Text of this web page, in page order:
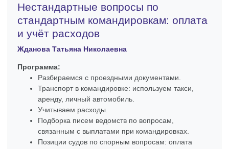
Нестандартные вопросы по
стандартным командировкам: оплата
и учёт расходов
Жданова Татьяна Николаевна
Программа:
Разбираемся с проездными документами.
Транспорт в командировке: используем такси,
аренду, личный автомобиль.
Учитываем расходы.
Подборка писем ведомств по вопросам,
связанным с выплатами при командировках.
Позиции судов по спорным вопросам: оплата